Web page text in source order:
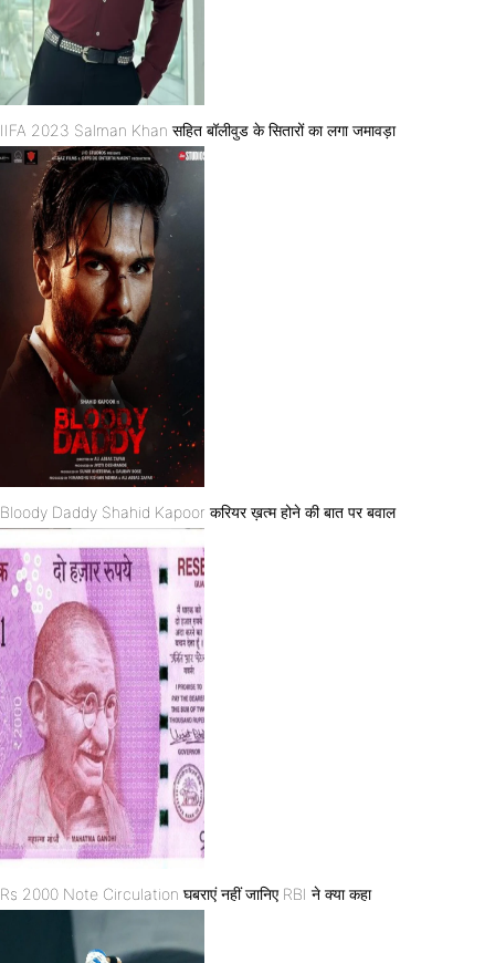
IIFA 2023 Salman Khan सहित बॉलीवुड के सितारों का लगा जमावड़ा
Bloody Daddy Shahid Kapoor करियर ख़त्म होने की बात पर बवाल
Rs 2000 Note Circulation घबराएं नहीं जानिए RBI ने क्या कहा